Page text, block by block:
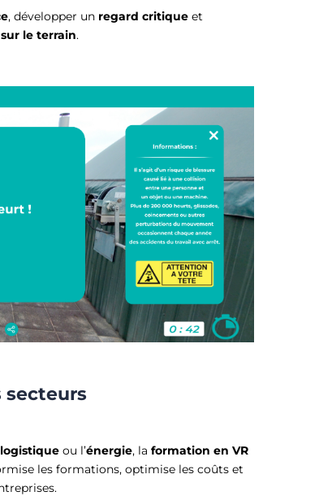
, développer un regard critique et
le terrain.
secteurs
logistique ou l’énergie, laformation en VR
les formations, optimise les coûts et